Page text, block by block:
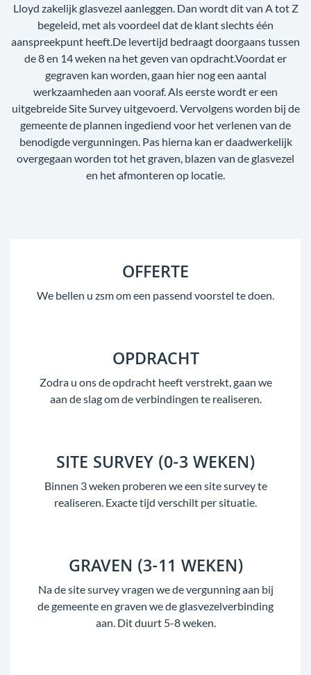
Lloyd zakelijk glasvezel aanleggen. Dan wordt dit van A tot Z
begeleid, met als voordeel dat de klant slechts één
aanspreekpunt heeft.De levertijd bedraagt doorgaans tussen
de 8 en 14 weken na het geven van opdracht.Voordat er
gegraven kan worden, gaan hier nog een aantal
werkzaamheden aan vooraf. Als eerste wordt er een
uitgebreide Site Survey uitgevoerd. Vervolgens worden bij de
gemeente de plannen ingediend voor het verlenen van de
benodigde vergunningen. Pas hierna kan er daadwerkelijk
overgegaan worden tot het graven, blazen van de glasvezel
en het afmonteren op locatie.
OFFERTE
We bellen u zsm om een passend voorstel te doen.
OPDRACHT
Zodra u ons de opdracht heeft verstrekt, gaan we
aan de slag om de verbindingen te realiseren.
SITE SURVEY (0-3 WEKEN)
Binnen 3 weken proberen we een site survey te
realiseren. Exacte tijd verschilt per situatie.
GRAVEN (3-11 WEKEN)
Na de site survey vragen we de vergunning aan bij
de gemeente en graven we de glasvezelverbinding
aan. Dit duurt 5-8 weken.